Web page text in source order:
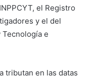
el Registro
y el del
e
tributan en las datas